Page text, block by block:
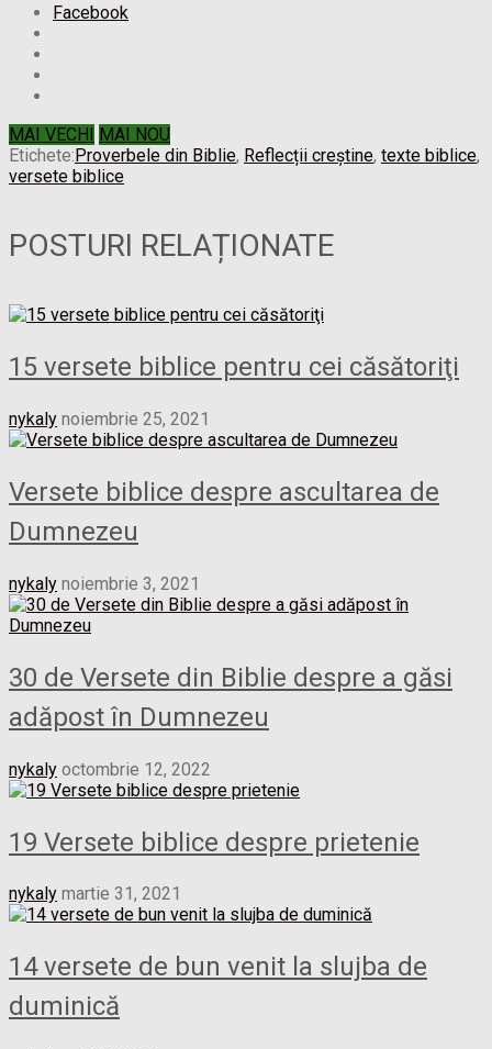
Facebook
MAI VECHI MAI NOU
Etichete:Proverbele din Biblie, Reflecții creștine, texte biblice,
versete biblice
POSTURI RELAȚIONATE
15 versete biblice pentru cei căsătoriţi
nykaly noiembrie 25, 2021
Versete biblice despre ascultarea de
Dumnezeu
nykaly noiembrie 3, 2021
30 de Versete din Biblie despre a găsi
adăpost în Dumnezeu
nykaly octombrie 12, 2022
19 Versete biblice despre prietenie
nykaly martie 31, 2021
14 versete de bun venit la slujba de
duminică